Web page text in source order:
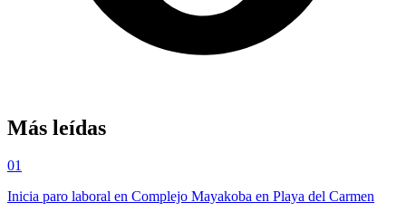
Más leídas
01
Inicia paro laboral en Complejo Mayakoba en Playa del Carmen